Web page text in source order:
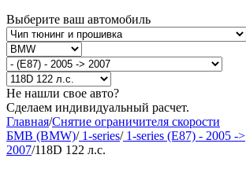
Выберите ваш автомобиль
Не нашли свое авто?
Сделаем индивидуальный расчет.
Главная/Снятие ограничителя скорости
БМВ (BMW)/1-series/1-series (E87) - 2005 ->
2007/118D 122 л.с.